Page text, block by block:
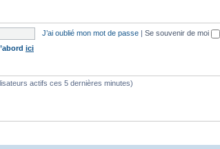
J’ai oublié mon mot de passe | Se souvenir de moi
ici
actifs ces 5 dernières minutes)